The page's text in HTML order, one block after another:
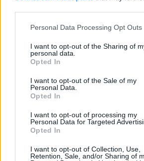
Please note that this website/app uses
not limited to your visit or usage
grant or deny consent to Google and its
use your data for below specified
consent section.
Personal Data Processing Opt Outs
I want to opt-out of the Sharing of
personal data.
Opted In
I want to opt-out of the Sale of my
Personal Data.
Opted In
I want to opt-out of processing my
Personal Data for Targeted
Opted In
I want to opt-out of Collection, Use,
Retention, Sale, and/or Sharing of